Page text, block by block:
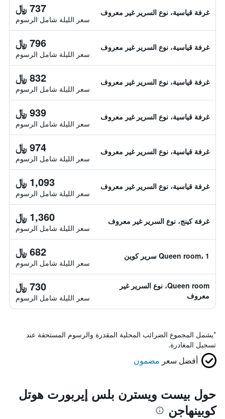
غرفة قياسية، نوع السرير غير معروف 737 ﷼
سعر الليلة شامل الرسوم
غرفة قياسية، نوع السرير غير معروف 796 ﷼
سعر الليلة شامل الرسوم
غرفة قياسية، نوع السرير غير معروف 832 ﷼
سعر الليلة شامل الرسوم
غرفة قياسية، نوع السرير غير معروف 939 ﷼
سعر الليلة شامل الرسوم
غرفة قياسية، نوع السرير غير معروف 974 ﷼
سعر الليلة شامل الرسوم
غرفة قياسية، نوع السرير غير معروف 1,093 ﷼
سعر الليلة شامل الرسوم
غرفة كينج، نوع السرير غير معروف 1,360 ﷼
سعر الليلة شامل الرسوم
Queen room، 1 سرير كوين 682 ﷼
سعر الليلة شامل الرسوم
Queen room، نوع السرير غير
معروف
730 ﷼
سعر الليلة شامل الرسوم
*يشمل المجموع الضرائب المحلية المقدرة والرسوم المستحقة عند
تسجيل المغادرة.
أفضل سعر مضمون
حول بيست ويسترن بلس إيربورت هوتل
كوبينهاجن